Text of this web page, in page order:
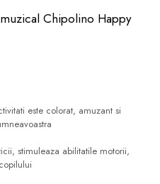
Chipolino Happy
este colorat, amuzant si
stimuleaza abilitatile motorii,